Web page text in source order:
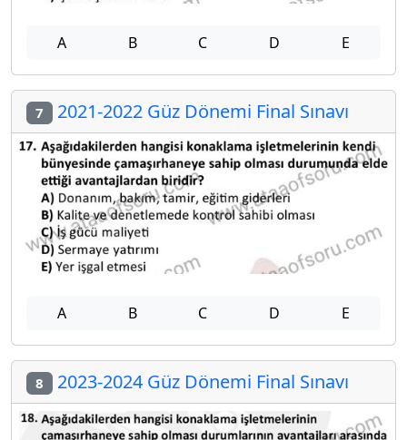
A B C D E
7 2021-2022 Güz Dönemi Final Sınavı
A B C D E
8 2023-2024 Güz Dönemi Final Sınavı